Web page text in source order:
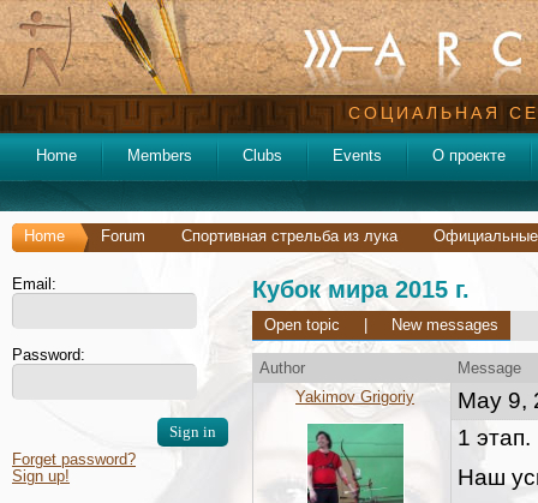
СОЦИАЛЬНАЯ
Home Members Clubs Events О проекте
Home Forum Спортивная стрельба из лука Официальные
Email:
Password:
Forget password?
Sign up!
Кубок мира 2015 г.
Open topic New messages
Author Message
May 9,
1
Наш
Yakimov Grigoriy